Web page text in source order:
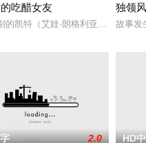
江湖斗争为背景，讲述的是一个
吃醋女友
的凯特（艾娃·朗格利亚 Eva
独领
故事发
2.0 HD